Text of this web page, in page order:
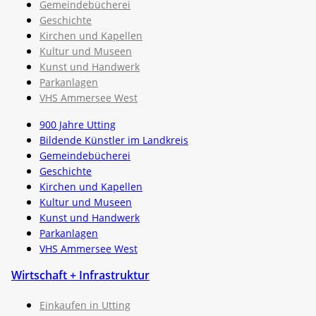
Gemeindebücherei
Geschichte
Kirchen und Kapellen
Kultur und Museen
Kunst und Handwerk
Parkanlagen
VHS Ammersee West
900 Jahre Utting
Bildende Künstler im Landkreis
Gemeindebücherei
Geschichte
Kirchen und Kapellen
Kultur und Museen
Kunst und Handwerk
Parkanlagen
VHS Ammersee West
Wirtschaft + Infrastruktur
Einkaufen in Utting